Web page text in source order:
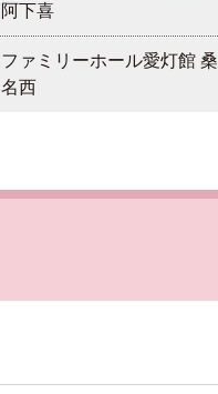
阿下喜
ファミリーホール愛灯館 桑
名西